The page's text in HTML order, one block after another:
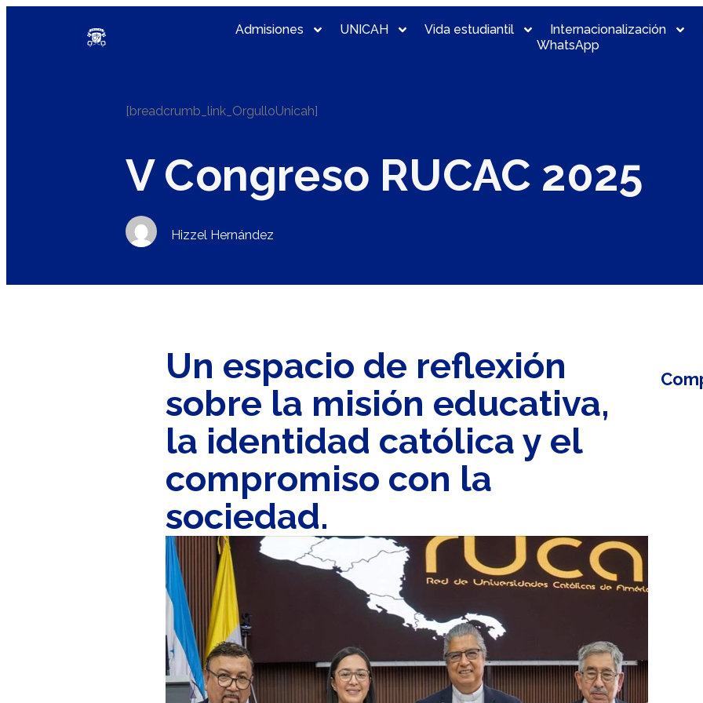
Admisiones UNICAH Vida estudiantil Internacionalización
WhatsApp
[breadcrumb_link_OrgulloUnicah]
V Congreso RUCAC 2025
Hizzel Hernández
Un espacio de reflexión
sobre la misión educativa,
la identidad católica y el
compromiso con la
sociedad.